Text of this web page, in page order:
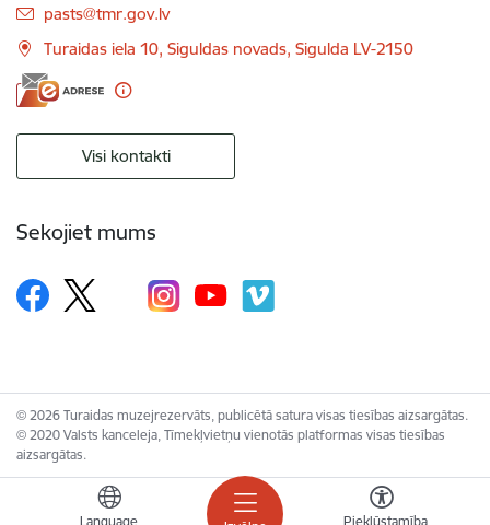
Language Piekļūstamība
E-pasts:
pasts@tmr.gov.lv
Turaidas iela 10, Siguldas novads, Sigulda LV-2150
Visi kontakti
Sekojiet mums
© 2026 Turaidas muzejrezervāts, publicētā satura visas tiesības aizsargātas.
© 2020 Valsts kanceleja, Tīmekļvietņu vienotās platformas visas tiesības
aizsargātas.